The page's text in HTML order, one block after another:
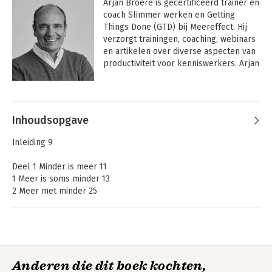
Arjan Broere is gecertificeerd trainer en
coach Slimmer werken en Getting
Things Done (GTD) bij Meereffect. Hij
verzorgt trainingen, coaching, webinars
en artikelen over diverse aspecten van
productiviteit voor kenniswerkers. Arjan
werken.
Andere boeken door Arjan Broere
Inhoudsopgave
Inleiding 9
Deel 1 Minder is meer 11
1 Meer is soms minder 13
2 Meer met minder 25
Stap 1 Idea → Objective 52
Anderen die dit boek kochten,